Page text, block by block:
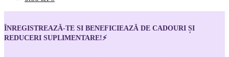
ÎNREGISTREAZĂ-TE SI BENEFICIEAZĂ DE CADOURI ȘI
REDUCERI SUPLIMENTARE!⚡